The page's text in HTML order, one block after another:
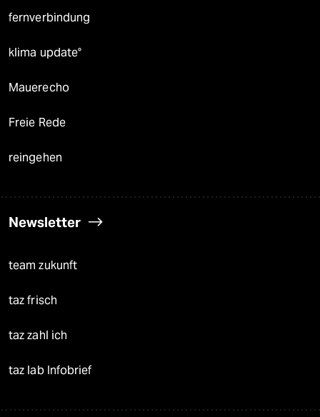
fernverbindung
klima update°
Mauerecho
Freie Rede
reingehen
Newsletter
team zukunft
taz frisch
taz zahl ich
taz lab Infobrief